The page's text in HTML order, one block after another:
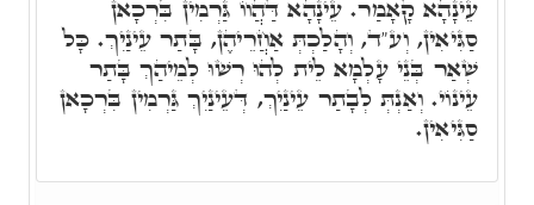
עֵינָהָא קָאָמַר. עֵינָהָא דַּהֲווֹ גַּרְמִין בִּרְכָאן
סַגִּיאִין, וְע"ד, וְהָלַכְתְּ אַחֲרֵיהֶן, בָּתַר עֵינַיִךְ. כָּל
שְׁאַר בְּנֵי עָלְמָא לֵית לְהוּ רְשׁוּ לְמֵיהַךְ בָּתַר
עֵינוֹי. וְאַנְתְּ לְבָתַר עֵינַיִךְ, דְּעֵינַיִךְ גַּרְמִין בִּרְכָאן
סַגִּיאִין.